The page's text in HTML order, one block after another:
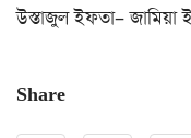
উস্তাজুল ইফতা– জামিয়া
Share